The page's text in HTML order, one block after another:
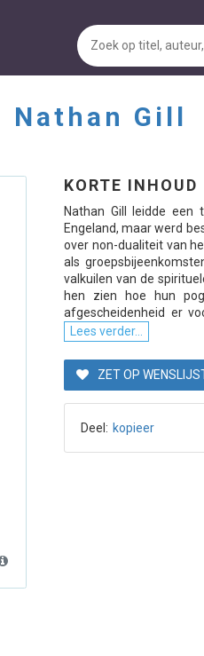
Nathan Gill
KORTE INHOUD
Nathan Gill leidde een
Engeland, maar werd
over non-dualiteit van
als
valkuilen van de
hen zien hoe hun
afgescheidenheid er
Lees verder...
ZET OP
Deel: kopieer